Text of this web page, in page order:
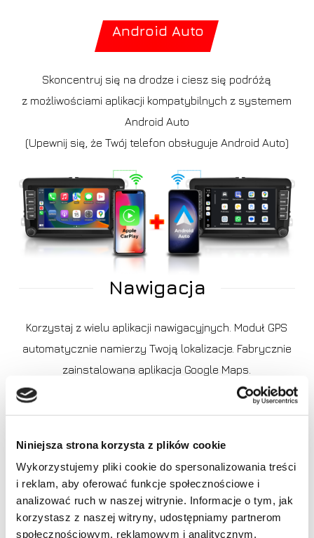
Niniejsza strona korzysta z plików cookie
Wykorzystujemy pliki cookie do spersonalizowania treści
i reklam, aby oferować funkcje społecznościowe i
analizować ruch w naszej witrynie. Informacje o tym, jak
korzystasz z naszej witryny, udostępniamy partnerom
społecznościowym, reklamowym i analitycznym.
Brak produktów w koszyku.
Idź do sklepu
Android Auto
Skoncentruj się na drodze i ciesz się podróżą
z możliwościami aplikacji kompatybilnych z systemem
Android Auto
(Upewnij się, że Twój telefon obsługuje Android Auto)
Nawigacja
Korzystaj z wielu aplikacji nawigacyjnych. Moduł GPS
automatycznie namierzy Twoją lokalizacje. Fabrycznie
zainstalowana aplikacja Google Maps.